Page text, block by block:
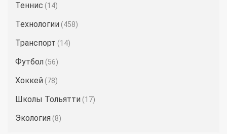
Теннис (14)
Технологии (458)
Транспорт (14)
Футбол (56)
Хоккей (78)
Школы Тольятти (17)
Экология (8)